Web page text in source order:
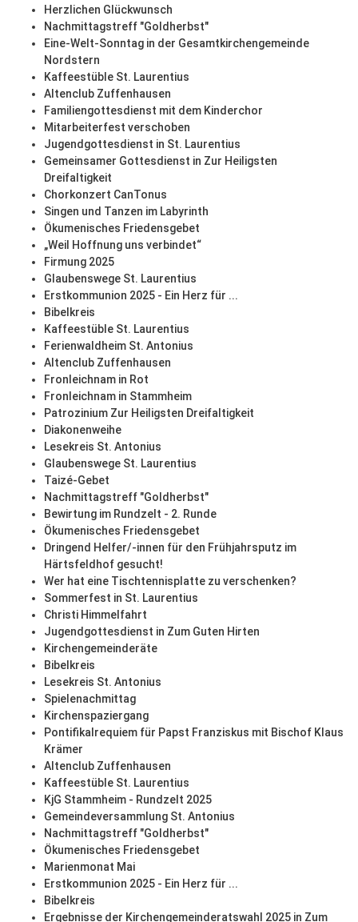
Herzlichen Glückwunsch
Nachmittagstreff "Goldherbst"
Eine-Welt-Sonntag in der Gesamtkirchengemeinde
Nordstern
Kaffeestüble St. Laurentius
Altenclub Zuffenhausen
Familiengottesdienst mit dem Kinderchor
Mitarbeiterfest verschoben
Jugendgottesdienst in St. Laurentius
Gemeinsamer Gottesdienst in Zur Heiligsten
Dreifaltigkeit
Chorkonzert CanTonus
Singen und Tanzen im Labyrinth
Ökumenisches Friedensgebet
„Weil Hoffnung uns verbindet“
Firmung 2025
Glaubenswege St. Laurentius
Erstkommunion 2025 - Ein Herz für ...
Bibelkreis
Kaffeestüble St. Laurentius
Ferienwaldheim St. Antonius
Altenclub Zuffenhausen
Fronleichnam in Rot
Fronleichnam in Stammheim
Patrozinium Zur Heiligsten Dreifaltigkeit
Diakonenweihe
Lesekreis St. Antonius
Glaubenswege St. Laurentius
Taizé-Gebet
Nachmittagstreff "Goldherbst"
Bewirtung im Rundzelt - 2. Runde
Ökumenisches Friedensgebet
Dringend Helfer/-innen für den Frühjahrsputz im
Härtsfeldhof gesucht!
Wer hat eine Tischtennisplatte zu verschenken?
Sommerfest in St. Laurentius
Christi Himmelfahrt
Jugendgottesdienst in Zum Guten Hirten
Kirchengemeinderäte
Bibelkreis
Lesekreis St. Antonius
Spielenachmittag
Kirchenspaziergang
Pontifikalrequiem für Papst Franziskus mit Bischof Klaus
Krämer
Altenclub Zuffenhausen
Kaffeestüble St. Laurentius
KjG Stammheim - Rundzelt 2025
Gemeindeversammlung St. Antonius
Nachmittagstreff "Goldherbst"
Ökumenisches Friedensgebet
Marienmonat Mai
Erstkommunion 2025 - Ein Herz für ...
Bibelkreis
Ergebnisse der Kirchengemeinderatswahl 2025 in Zum